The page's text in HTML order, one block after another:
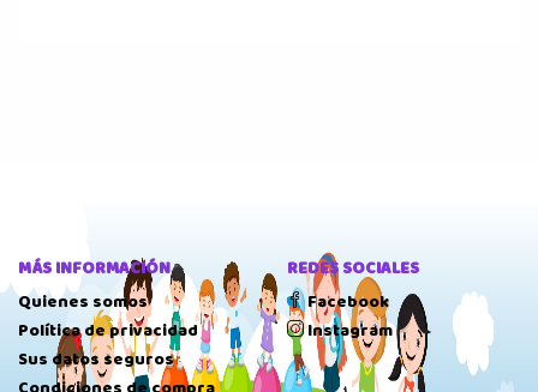
MÁS INFORMACIÓN
Quienes somos
Política de privacidad
Sus datos seguros
REDES SOCIALES
Facebook
Instagram